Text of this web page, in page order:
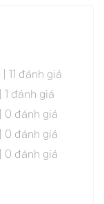
| 11 đánh giá
| 1 đánh giá
| 0 đánh giá
| 0 đánh giá
| 0 đánh giá